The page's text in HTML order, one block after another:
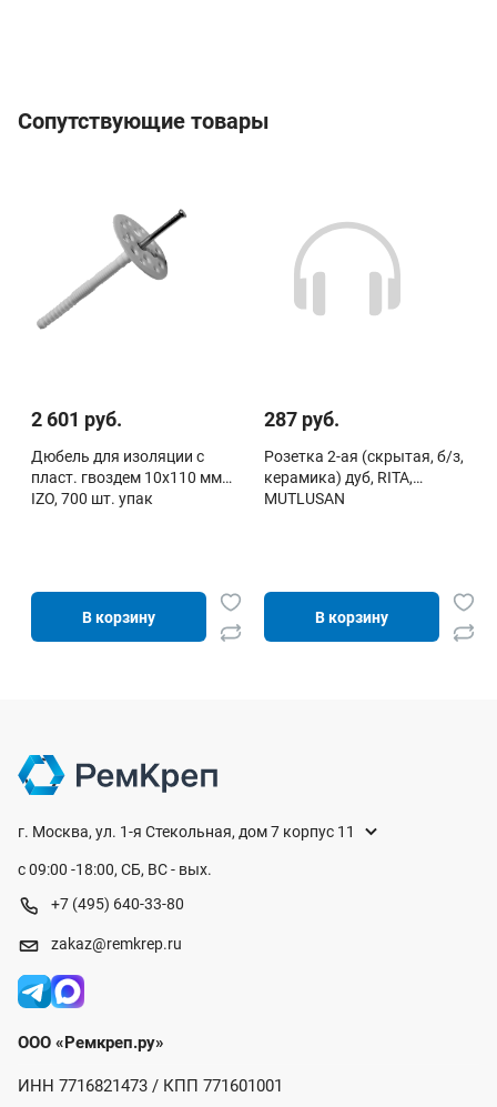
Сопутствующие товары
2 601 руб.
Дюбель для изоляции с
пласт. гвоздем 10х110 мм
IZO, 700 шт. упак
В корзину
287 руб.
Розетка 2-ая (скрытая, б/з,
керамика) дуб, RITA,
MUTLUSAN
В корзину
г. Москва, ул. 1-я Стекольная, дом 7 корпус 11
с 09:00 -18:00, СБ, ВС - вых.
+7 (495) 640-33-80
zakaz@remkrep.ru
ООО «Ремкреп.ру»
ИНН 7716821473 / КПП 771601001